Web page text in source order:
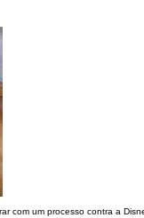
com um processo contra a